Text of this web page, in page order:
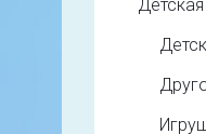
Детская